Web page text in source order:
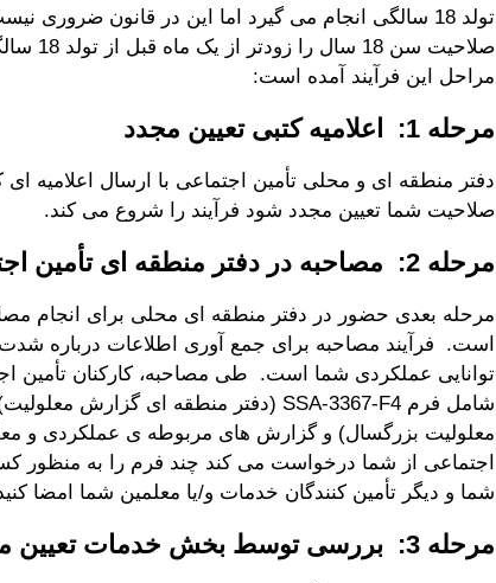
تولد 18 سالگی انجام می گیرد اما این در قانون
صلاحیت
مراحل این فرآیند آمده است:
مرحله 1: اعلامیه کتبی تعیین مجدد
دفتر منطقه ای و محلی تأمین اجتماعی با ارسال اعلامیه ای
صلاحیت شما تعیین مجدد شود فرآیند را شروع می کند.
مرحله 2: مصاحبه در دفتر منطقه ای تأمین اجتماعی
مرحله بعدی حضور در دفتر منطقه ای محلی برای انجام
است. فرآیند مصاحبه برای جمع آوری اطلاعات درباره
توانایی عملکردی شما است. طی مصاحبه، کارکنان تأمین
معلولیت بزرگسال) و گزارش های مربوطه ی عملکردی و
اجتماعی از شما درخواست می کند چند فرم را به
شما و دیگر تأمین کنندگان خدمات و/یا معلمین شما امضا
مرحله 3: بررسی توسط بخش خدمات تعیین مجدد معلولیت (DDS)